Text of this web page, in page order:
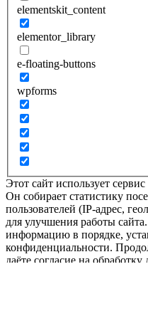
elementskit_content
elementor_library
e-floating-buttons
wpforms
Этот сайт использует
Он собирает статистику
пользователей (IP-адрес,
для улучшения работы
информацию в порядке,
конфиденциальности.
даёте согласие на